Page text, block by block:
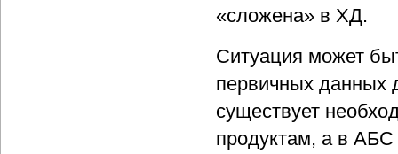
«сложена» в ХД.
Ситуация может
первичных данных
существует
продуктам, а в АБС